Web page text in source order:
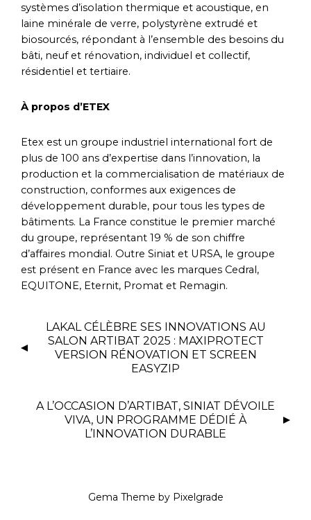
systèmes d’isolation thermique et acoustique, en
laine minérale de verre, polystyrène extrudé et
biosourcés, répondant à l’ensemble des besoins du
bâti, neuf et rénovation, individuel et collectif,
résidentiel et tertiaire.
À propos d’ETEX
Etex est un groupe industriel international fort de
plus de 100 ans d’expertise dans l’innovation, la
production et la commercialisation de matériaux de
construction, conformes aux exigences de
développement durable, pour tous les types de
bâtiments. La France constitue le premier marché
du groupe, représentant 19 % de son chiffre
d’affaires mondial. Outre Siniat et URSA, le groupe
est présent en France avec les marques Cedral,
EQUITONE, Eternit, Promat et Remagin.
LAKAL CÉLÈBRE SES INNOVATIONS AU
SALON ARTIBAT 2025 : MAXIPROTECT
VERSION RÉNOVATION ET SCREEN
EASYZIP
A L’OCCASION D’ARTIBAT, SINIAT DÉVOILE
VIVA, UN PROGRAMME DÉDIÉ À
L’INNOVATION DURABLE
Gema Theme by Pixelgrade